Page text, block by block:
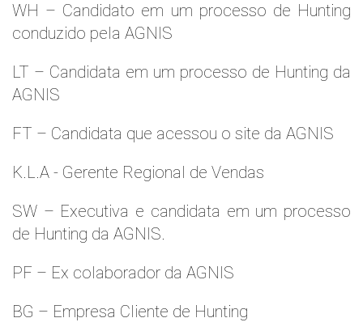
WH – Candidato em um processo de Hunting
conduzido pela AGNIS
LT – Candidata em um processo de Hunting da
AGNIS
FT – Candidata que acessou o site da AGNIS
K.L.A - Gerente Regional de Vendas
SW – Executiva e candidata em um processo
de Hunting da AGNIS.
PF – Ex colaborador da AGNIS
BG – Empresa Cliente de Hunting